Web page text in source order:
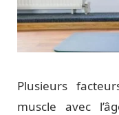
Plusieurs
muscle avec